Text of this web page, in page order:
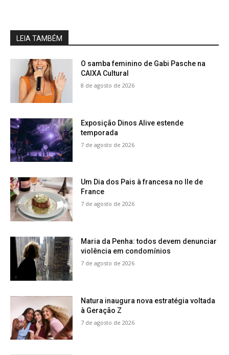
LEIA TAMBÉM
O samba feminino de Gabi Pasche na
CAIXA Cultural
8 de agosto de 2026
Exposição Dinos Alive estende
temporada
7 de agosto de 2026
Um Dia dos Pais à francesa no Ile de
France
7 de agosto de 2026
Maria da Penha: todos devem denunciar
violência em condomínios
7 de agosto de 2026
Natura inaugura nova estratégia voltada
à Geração Z
7 de agosto de 2026